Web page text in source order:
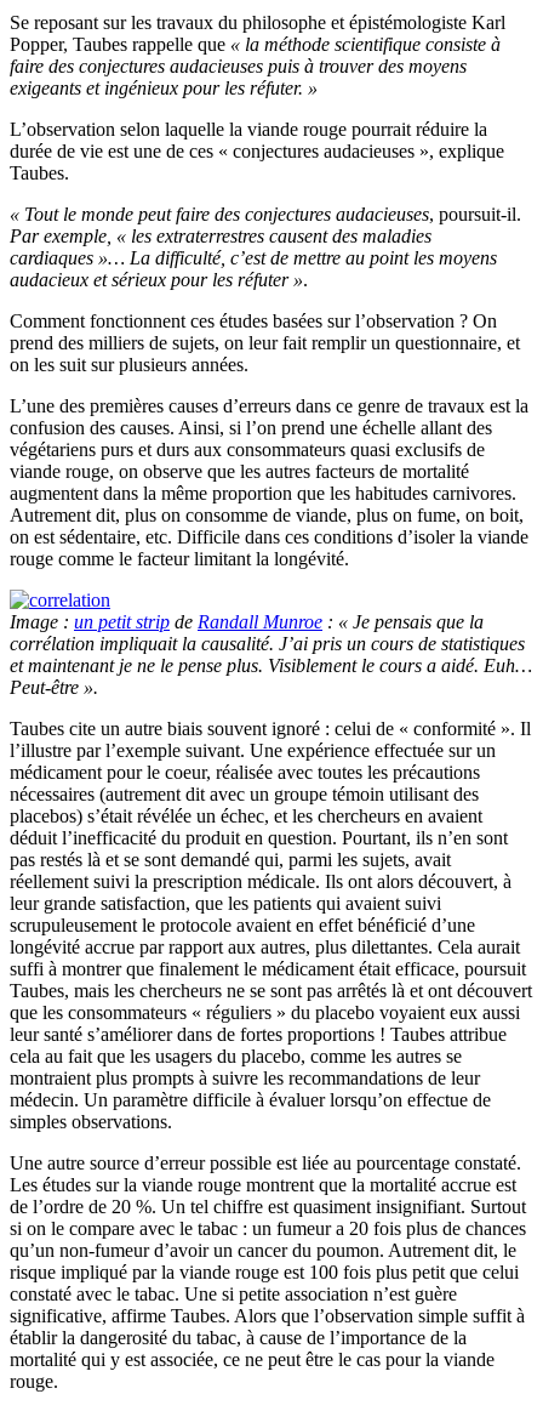
Se reposant sur les travaux du philosophe et épistémologiste Karl
Popper, Taubes rappelle que « la méthode scientifique consiste à
faire des conjectures audacieuses puis à trouver des moyens
exigeants et ingénieux pour les réfuter. »
L’observation selon laquelle la viande rouge pourrait réduire la
durée de vie est une de ces « conjectures audacieuses », explique
Taubes.
« Tout le monde peut faire des conjectures audacieuses, poursuit-il.
Par exemple, « les extraterrestres causent des maladies
cardiaques »… La difficulté, c’est de mettre au point les moyens
audacieux et sérieux pour les réfuter ».
Comment fonctionnent ces études basées sur l’observation ? On
prend des milliers de sujets, on leur fait remplir un questionnaire, et
on les suit sur plusieurs années.
L’une des premières causes d’erreurs dans ce genre de travaux est la
confusion des causes. Ainsi, si l’on prend une échelle allant des
végétariens purs et durs aux consommateurs quasi exclusifs de
viande rouge, on observe que les autres facteurs de mortalité
augmentent dans la même proportion que les habitudes carnivores.
Autrement dit, plus on consomme de viande, plus on fume, on boit,
on est sédentaire, etc. Difficile dans ces conditions d’isoler la viande
rouge comme le facteur limitant la longévité.
Image : un petit strip de Randall Munroe : « Je pensais que la
corrélation impliquait la causalité. J’ai pris un cours de statistiques
et maintenant je ne le pense plus. Visiblement le cours a aidé. Euh…
Peut-être ».
Taubes cite un autre biais souvent ignoré : celui de « conformité ». Il
l’illustre par l’exemple suivant. Une expérience effectuée sur un
médicament pour le coeur, réalisée avec toutes les précautions
nécessaires (autrement dit avec un groupe témoin utilisant des
placebos) s’était révélée un échec, et les chercheurs en avaient
déduit l’inefficacité du produit en question. Pourtant, ils n’en sont
pas restés là et se sont demandé qui, parmi les sujets, avait
réellement suivi la prescription médicale. Ils ont alors découvert, à
leur grande satisfaction, que les patients qui avaient suivi
scrupuleusement le protocole avaient en effet bénéficié d’une
longévité accrue par rapport aux autres, plus dilettantes. Cela aurait
suffi à montrer que finalement le médicament était efficace, poursuit
Taubes, mais les chercheurs ne se sont pas arrêtés là et ont découvert
que les consommateurs « réguliers » du placebo voyaient eux aussi
leur santé s’améliorer dans de fortes proportions ! Taubes attribue
cela au fait que les usagers du placebo, comme les autres se
montraient plus prompts à suivre les recommandations de leur
médecin. Un paramètre difficile à évaluer lorsqu’on effectue de
simples observations.
Une autre source d’erreur possible est liée au pourcentage constaté.
Les études sur la viande rouge montrent que la mortalité accrue est
de l’ordre de 20 %. Un tel chiffre est quasiment insignifiant. Surtout
si on le compare avec le tabac : un fumeur a 20 fois plus de chances
qu’un non-fumeur d’avoir un cancer du poumon. Autrement dit, le
risque impliqué par la viande rouge est 100 fois plus petit que celui
constaté avec le tabac. Une si petite association n’est guère
significative, affirme Taubes. Alors que l’observation simple suffit à
établir la dangerosité du tabac, à cause de l’importance de la
mortalité qui y est associée, ce ne peut être le cas pour la viande
rouge.